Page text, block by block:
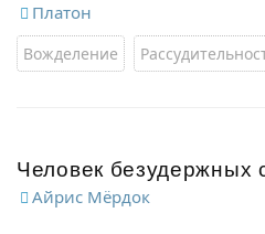
Платон
Вожделение
Человек безудержных
Айрис Мёрдок